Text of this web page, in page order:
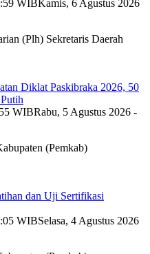
WIBKamis, 6 Agustus 2026
(Plh) Sekretaris Daerah
Diklat Paskibraka 2026, 50
WIBRabu, 5 Agustus 2026 -
(Pemkab)
dan Uji Sertifikasi
WIBSelasa, 4 Agustus 2026